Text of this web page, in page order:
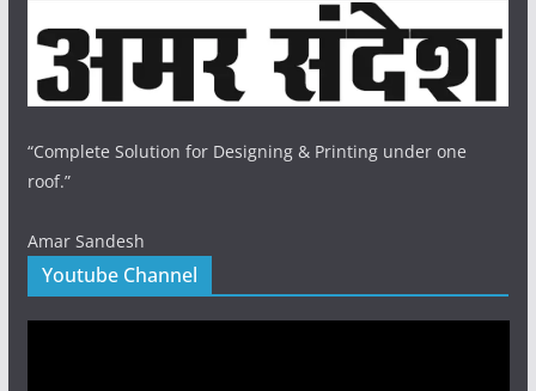
“Complete Solution for Designing & Printing under one
roof.”
Amar Sandesh
Youtube Channel